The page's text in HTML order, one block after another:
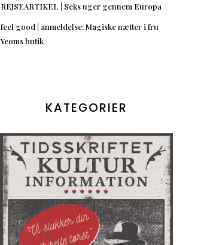
REJSEARTIKEL | Seks uger gennem Europa
feel good | anmeldelse: Magiske nætter i fru
Yeoms butik
KATEGORIER